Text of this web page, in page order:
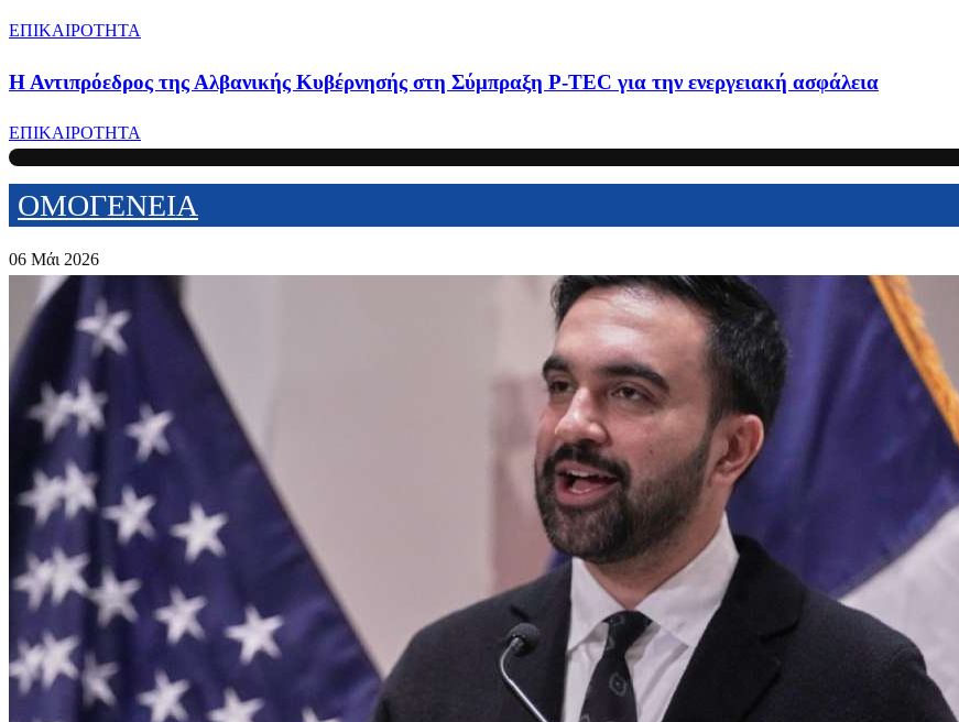
ΕΠΙΚΑΙΡΟΤΗΤΑ
Η Αντιπρόεδρος της Αλβανικής Κυβέρνησής στη Σύμπραξη P-TEC για την ενεργειακή ασφάλεια
ΕΠΙΚΑΙΡΟΤΗΤΑ
ΟΜΟΓΕΝΕΙΑ
06 Μάι 2026